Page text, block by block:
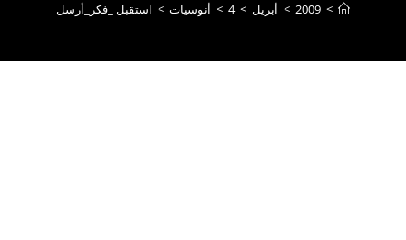
>
2009
> أبريل >
4
> أنوسيات > استقبل _فكر_أرسل